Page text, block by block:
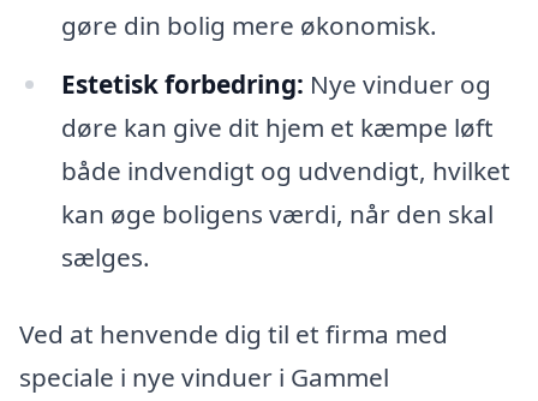
gøre din bolig mere økonomisk.
Estetisk forbedring: Nye vinduer og
døre kan give dit hjem et kæmpe løft
både indvendigt og udvendigt, hvilket
kan øge boligens værdi, når den skal
sælges.
Ved at henvende dig til et firma med
speciale i nye vinduer i Gammel